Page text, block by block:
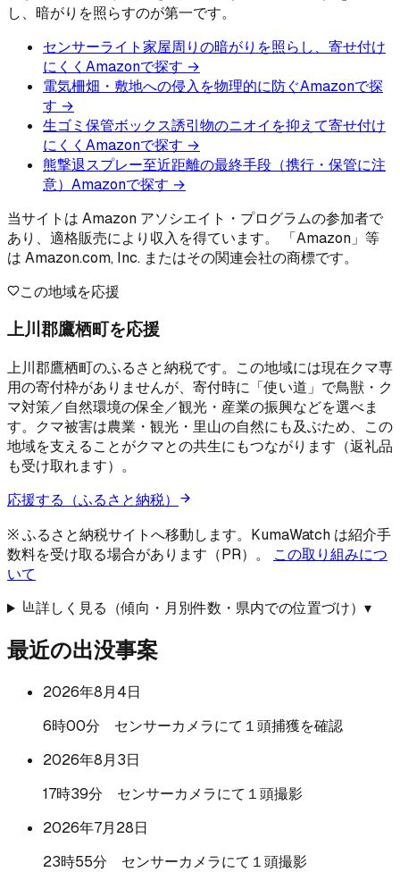
し、暗がりを照らすのが第一です。
センサーライト家屋周りの暗がりを照らし、寄せ付け
にくく Amazonで探す →
電気柵畑・敷地への侵入を物理的に防ぐAmazonで探
す →
生ゴミ保管ボックス誘引物のニオイを抑えて寄せ付け
にくく Amazonで探す →
熊撃退スプレー至近距離の最終手段（携行・保管に注
意） Amazonで探す →
当サイトは Amazon アソシエイト・プログラムの参加者で
あり、適格販売により収入を得ています。 「Amazon」等
は Amazon.com, Inc. またはその関連会社の商標です。
この地域を応援
上川郡鷹栖町を応援
上川郡鷹栖町のふるさと納税です。この地域には現在クマ専
用の寄付枠がありませんが、寄付時に「使い道」で鳥獣・ク
マ対策／自然環境の保全／観光・産業の振興などを選べま
す。クマ被害は農業・観光・里山の自然にも及ぶため、この
地域を支えることがクマとの共生にもつながります（返礼品
も受け取れます）。
応援する（ふるさと納税）
※ ふるさと納税サイトへ移動します。KumaWatch は紹介手
数料を受け取る場合があります（PR）。
この取り組みにつ
いて
詳しく見る（傾向・月別件数・県内での位置づけ） ▾
最近の出没事案
2026年8月4日
6時00分 センサーカメラにて１頭捕獲を確認
2026年8月3日
17時39分 センサーカメラにて１頭撮影
2026年7月28日
23時55分 センサーカメラにて１頭撮影